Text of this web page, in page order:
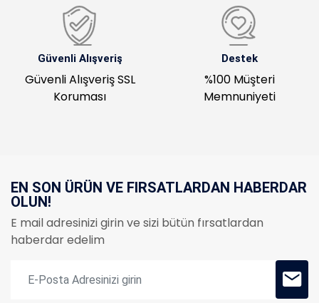
Güvenli Alışveriş
Güvenli Alışveriş SSL
Koruması
Destek
%100 Müşteri
Memnuniyeti
EN SON ÜRÜN VE FIRSATLARDAN HABERDAR
OLUN!
E mail adresinizi girin ve sizi bütün fırsatlardan
haberdar edelim